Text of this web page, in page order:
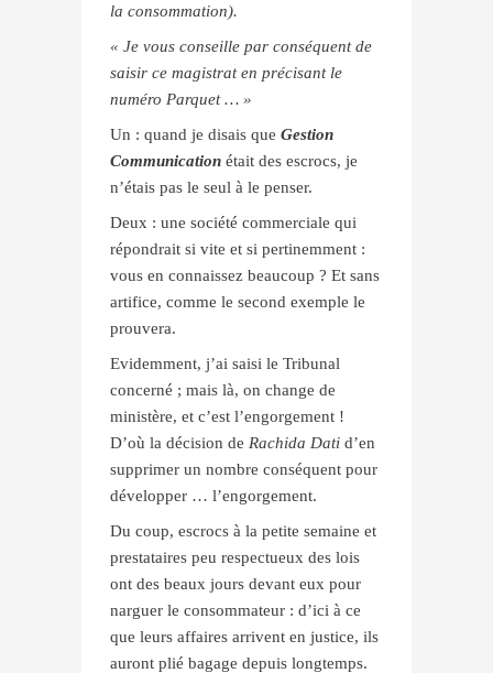
la consommation).
« Je vous conseille par conséquent de
saisir ce magistrat en précisant le
numéro Parquet … »
Un : quand je disais que Gestion
Communication était des escrocs, je
n’étais pas le seul à le penser.
Deux : une société commerciale qui
répondrait si vite et si pertinemment :
vous en connaissez beaucoup ? Et sans
artifice, comme le second exemple le
prouvera.
Evidemment, j’ai saisi le Tribunal
concerné ; mais là, on change de
ministère, et c’est l’engorgement !
D’où la décision de Rachida Dati d’en
supprimer un nombre conséquent pour
développer … l’engorgement.
Du coup, escrocs à la petite semaine et
prestataires peu respectueux des lois
ont des beaux jours devant eux pour
narguer le consommateur : d’ici à ce
que leurs affaires arrivent en justice, ils
auront plié bagage depuis longtemps.